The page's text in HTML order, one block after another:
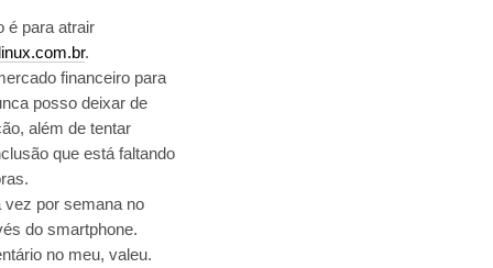
é para atrair
.
financeiro para
posso deixar de
além de tentar
que está faltando
por semana no
do smartphone.
no meu, valeu.